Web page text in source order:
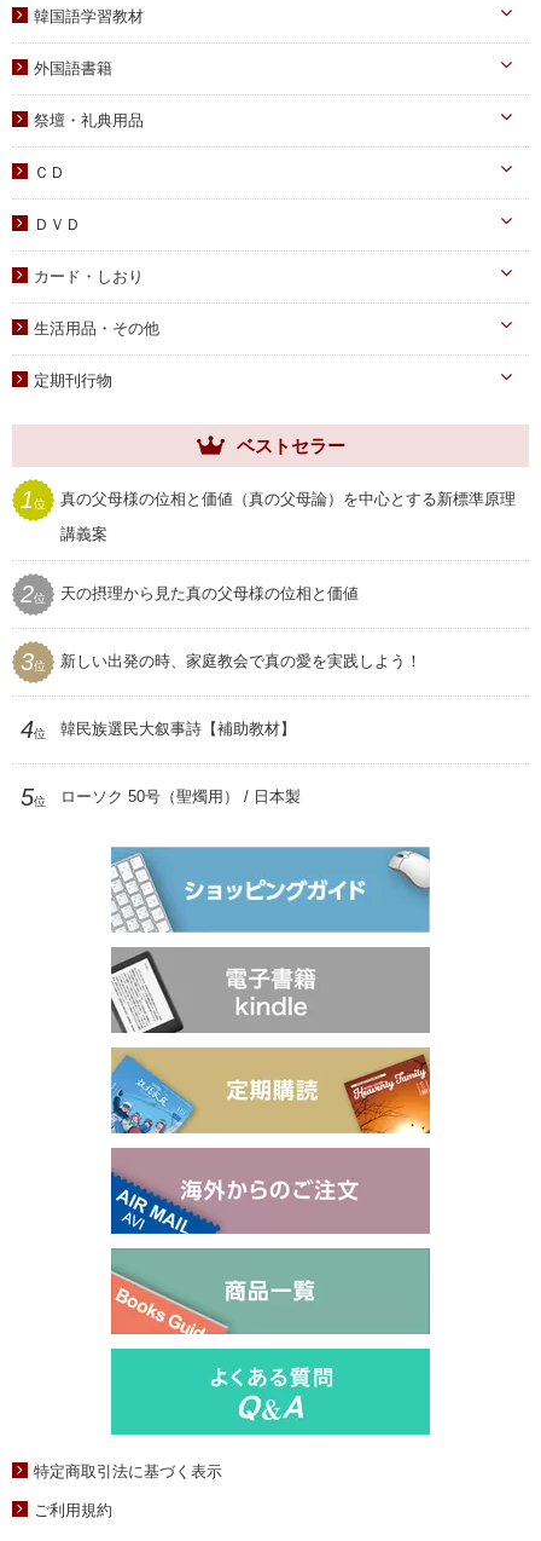
青年向け
父母向け
DVD
PDF版（子女向け）
知識
宗教迫害
韓国語学習教材
外国語書籍
祭壇・礼典用品
祭壇用ﾃｰﾌﾞﾙｸﾛｽ
献金袋
聖塩入れ
ＣＤ
ＤＶＤ
子女教育
アニメ
カード・しおり
クリアしおり
生活用品・その他
家庭用品
セール
プレゼント用品
定期刊行物
世界家庭
ムーンワールド
聖和
ベストセラー
1位
真の父母様の位相と価値（真の父母論）を中心とする新標準原理
講義案
2位 天の摂理から見た真の父母様の位相と価値
3位 新しい出発の時、家庭教会で真の愛を実践しよう！
4位 韓民族選民大叙事詩【補助教材】
5位 ローソク 50号（聖燭用） / 日本製
特定商取引法に基づく表示
ご利用規約